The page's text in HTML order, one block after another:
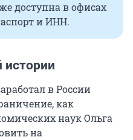
доступна в офисах
и ИНН.
истории
в России
как
наук Ольга
на